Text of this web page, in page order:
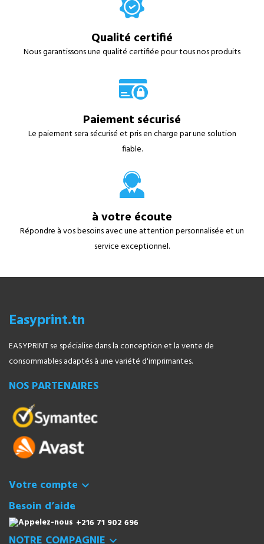
Qualité certifié
Nous garantissons une qualité certifiée pour tous nos produits
Paiement sécurisé
Le paiement sera sécurisé et pris en charge par une solution
fiable.
à votre écoute
Répondre à vos besoins avec une attention personnalisée et un
service exceptionnel.
Easyprint.tn
EASYPRINT se spécialise dans la conception et la vente de
consommables adaptés à une variété d'imprimantes.
NOS PARTENAIRES
Votre compte 
Besoin d’aide
+216 71 902 696
